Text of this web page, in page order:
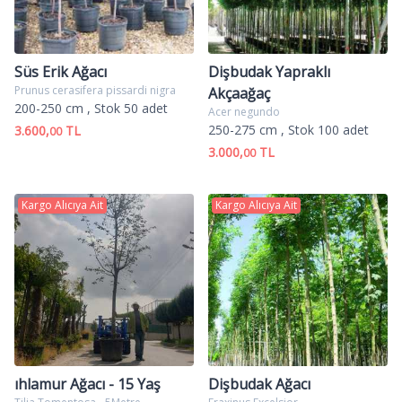
Süs Erik Ağacı
Prunus cerasifera pissardi nigra
200-250 cm , Stok 50 adet
3.600,00TL
Dişbudak Yapraklı
Akçaağaç
Acer negundo
250-275 cm , Stok 100 adet
3.000,00TL
Kargo Alıcıya Ait
ıhlamur Ağacı - 15 Yaş
Kargo Alıcıya Ait
Dişbudak Ağacı